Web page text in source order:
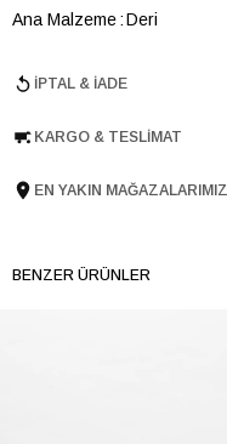
Ana Malzeme Deri
Topuk Boyu 0.5 cm
Tema Romantic
İPTAL & İADE
KARGO & TESLIMAT
EN YAKIN MAĞAZALARIMIZ
BENZER ÜRÜNLER